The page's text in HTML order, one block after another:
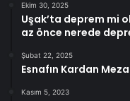
Ekim 30, 2025
Uşak’ta deprem mi
az önce nerede
Şubat 22, 2025
Esnafın Kardan
Kasım 5, 2023